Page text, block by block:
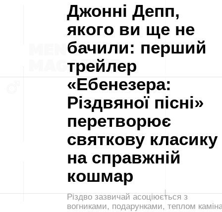
Джонні Депп,
якого ви ще не
бачили: перший
трейлер
«Ебенезера:
Різдвяної пісні»
перетворює
святкову класику
на справжній
кошмар
Різдво зазвичай асоціюється з
вогниками, подарунками, теплом